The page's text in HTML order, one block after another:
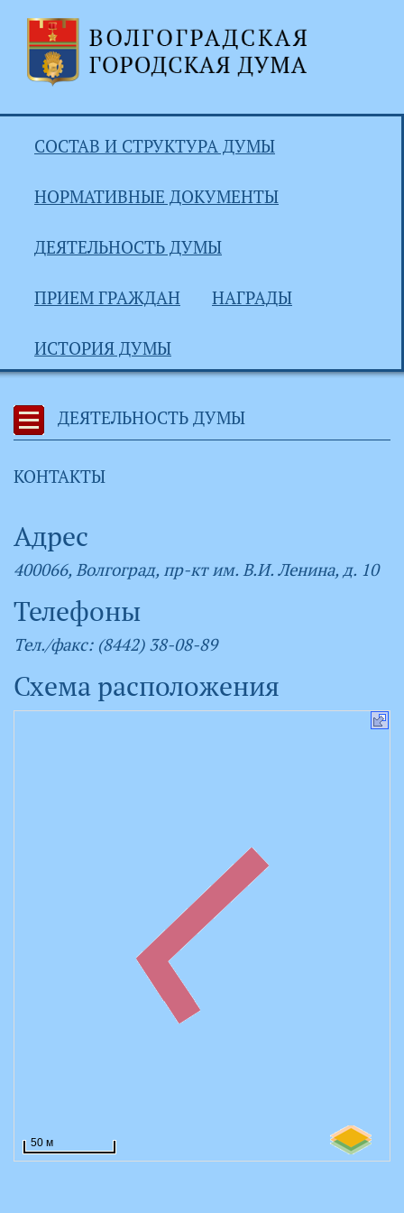
СОСТАВ И СТРУКТУРА ДУМЫ
НОРМАТИВНЫЕ ДОКУМЕНТЫ
ДЕЯТЕЛЬНОСТЬ ДУМЫ
ПРИЕМ ГРАЖДАН НАГРАДЫ
ИСТОРИЯ ДУМЫ
ДЕЯТЕЛЬНОСТЬ ДУМЫ
КОНТАКТЫ
Адрес
400066, Волгоград, пр-кт им. В.И. Ленина, д. 10
Телефоны
Тел./факс: (8442) 38-08-89
Схема расположения